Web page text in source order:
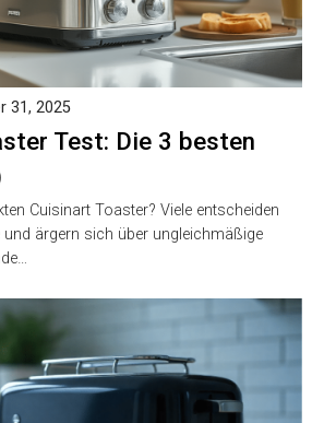
Test: Die 3 besten
31, 2025
Cuisinart Toaster? Viele entscheiden
ärgern sich über ungleichmäßige